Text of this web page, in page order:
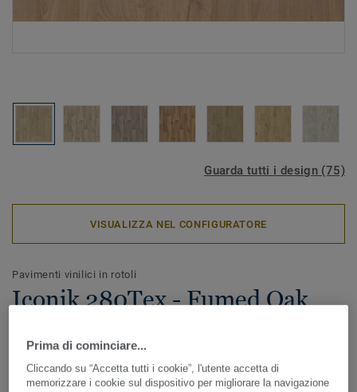
Guarda tutti i design (75)
VISUALIZZA NEL CONFIGURATORE
Pavimenti vinilici in rotoli
Iconik 280Tex - Fumed Oak
ICONIK 280Tex è il pavimento vinilico in rotoli ideale in
caso di lavori di ristrutturazione. Lo speciale supporto
Prima di cominciare...
Cliccando su “Accetta tutti i cookie”, l'utente accetta di
memorizzare i cookie sul dispositivo per migliorare la navigazione